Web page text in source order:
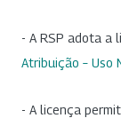
- A RSP adota a
Atribuição – Uso
- A licença